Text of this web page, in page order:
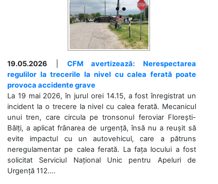
19.05.2026
CFM avertizează: Nerespectarea
regulilor la trecerile la nivel cu calea ferată poate
provoca accidente grave
La 19 mai 2026, în jurul orei 14.15, a fost înregistrat un
incident la o trecere la nivel cu calea ferată. Mecanicul
unui tren, care circula pe tronsonul feroviar Florești-
Bălți, a aplicat frânarea de urgență, însă nu a reușit să
evite impactul cu un autovehicul, care a pătruns
neregulamentar pe calea ferată. La fața locului a fost
solicitat Serviciul Național Unic pentru Apeluri de
Urgență 112....